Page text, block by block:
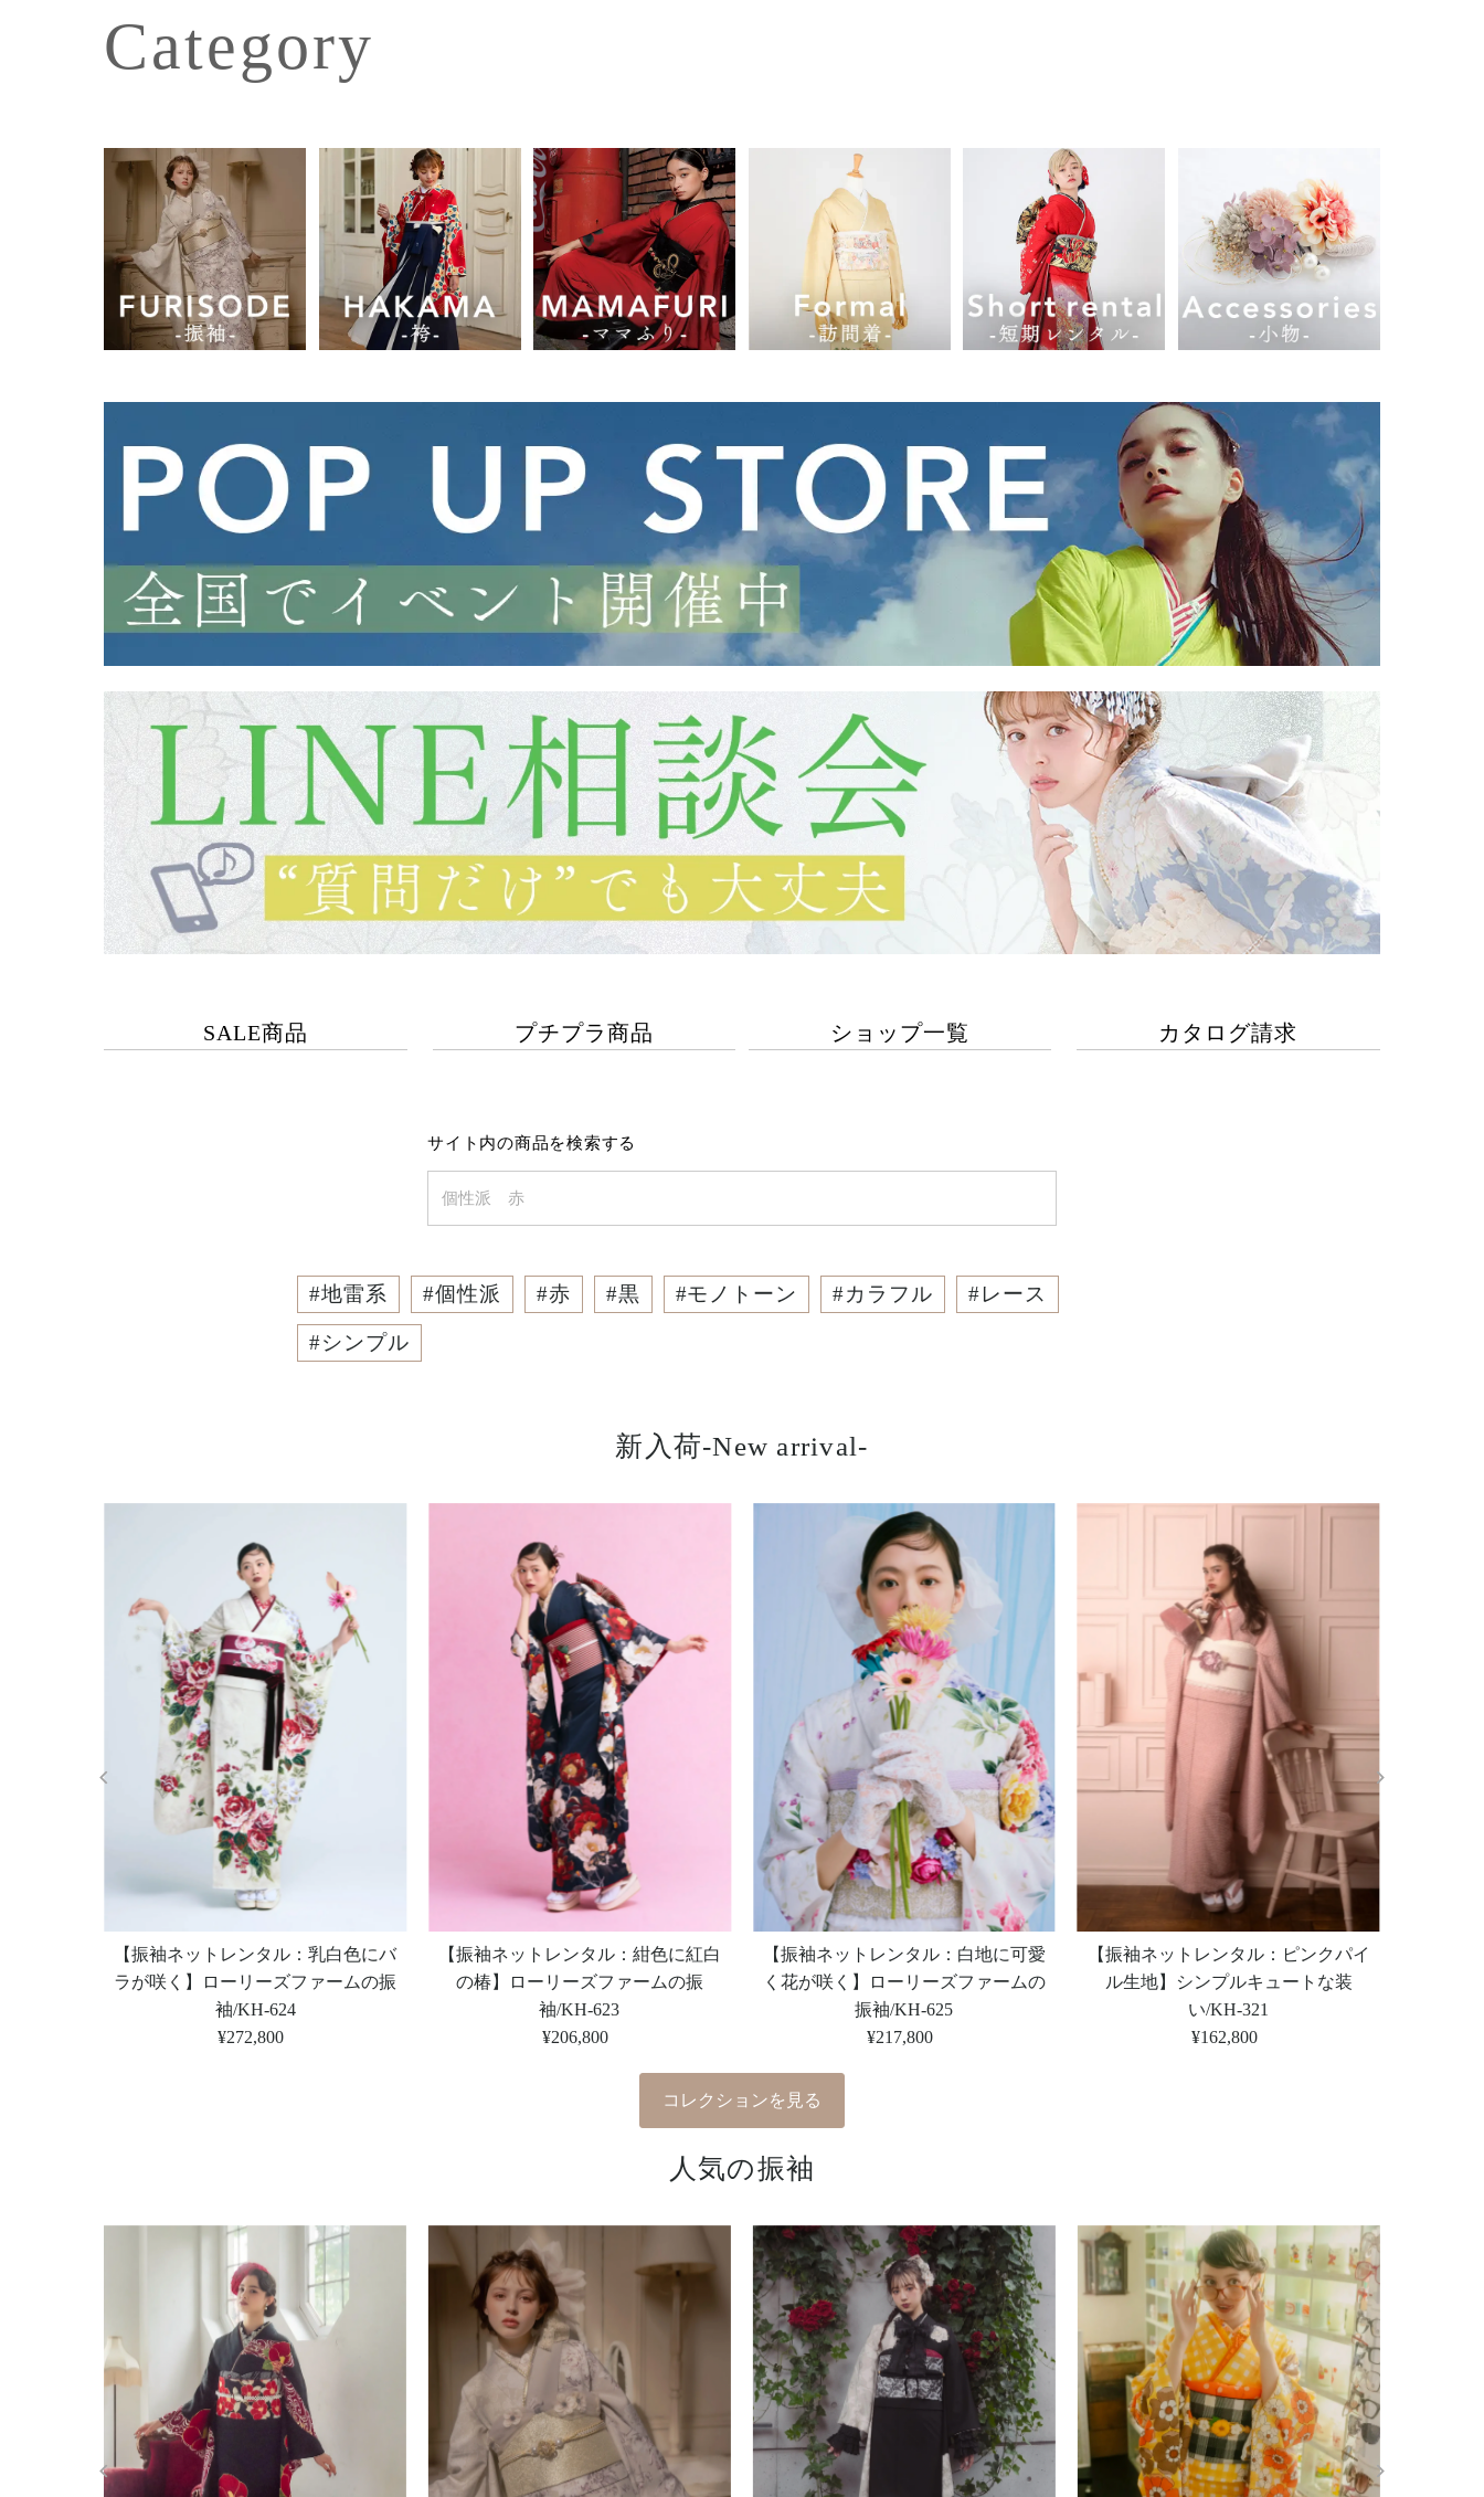
Category
SALE商品 プチプラ商品 ショップ一覧 カタログ請求
サイト内の商品を検索する
#地雷系 #個性派 #赤 #黒 #モノトーン #カラフル #レース
#シンプル
新入荷-New arrival-
【振袖ネットレンタル：乳白色にバ
ラが咲く】ローリーズファームの振
袖/KH-624
定
¥272,800
【振袖ネットレンタル：紺色に紅白
の椿】ローリーズファームの振
袖/KH-623
定
¥206,800
【振袖ネットレンタル：白地に可愛
く花が咲く】ローリーズファームの
振袖/KH-625
定
¥217,800
【振袖ネットレンタル：ピンクパイ
ル生地】シンプルキュートな装
い/KH-321
定
¥162,800
コレクションを見る
人気の振袖